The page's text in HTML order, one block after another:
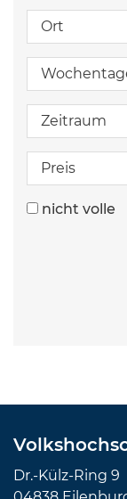
Ort
Zeitraum
Preis
nicht volle
Dr.-Külz-Ring 9